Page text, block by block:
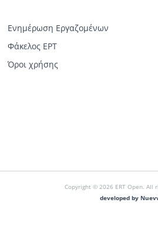
Ενημέρωση Εργαζομένων
Φάκελος ΕΡΤ
Όροι χρήσης
Copyright © 2026 ERT Open. All
developed by